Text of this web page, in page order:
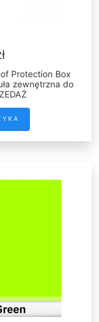
Protection Box
zewnętrzna do